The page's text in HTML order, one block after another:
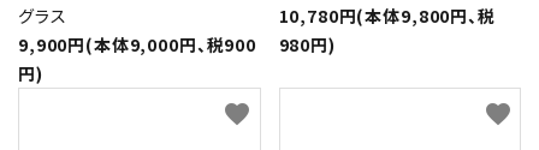
グラス
9,900円(本体9,000円、税900
円)
10,780円(本体9,800円、税
980円)
favorite favorite